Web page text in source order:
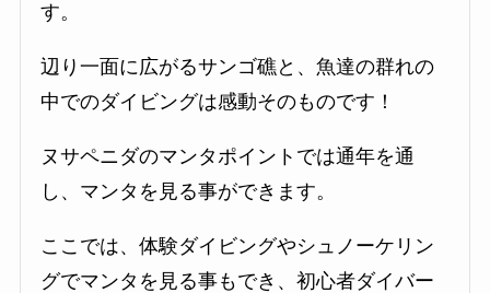
す。
辺り一面に広がるサンゴ礁と、魚達の群れの
中でのダイビングは感動そのものです！
ヌサペニダのマンタポイントでは通年を通
し、マンタを見る事ができます。
ここでは、体験ダイビングやシュノーケリン
グでマンタを見る事もでき、初心者ダイバー